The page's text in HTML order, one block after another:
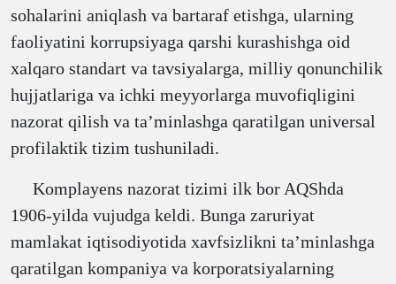
sohalarini aniqlash va bartaraf etishga, ularning
faoliyatini korrupsiyaga qarshi kurashishga oid
xalqaro standart va tavsiyalarga, milliy qonunchilik
hujjatlariga va ichki meyyorlarga muvofiqligini
nazorat qilish va taʼminlashga qaratilgan universal
profilaktik tizim tushuniladi.
Komplayens nazorat tizimi ilk bor AQShda
1906-yilda vujudga keldi. Bunga zaruriyat
mamlakat iqtisodiyotida xavfsizlikni taʼminlashga
qaratilgan kompaniya va korporatsiyalarning